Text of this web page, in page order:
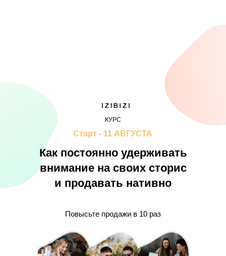
Как постоянно удерживать
внимание на своих сторис
и продавать нативно
Старт - 11 АВГУСТА
КУРС
Повысьте продажи в 10 раз